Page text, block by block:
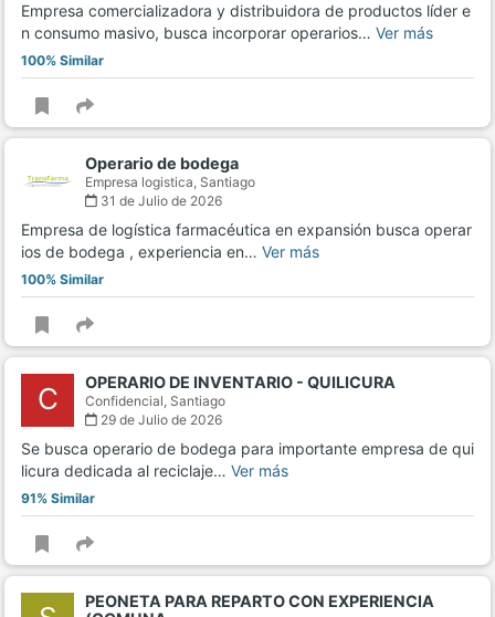
Empresa comercializadora y distribuidora de productos líder e
n consumo masivo, busca incorporar operarios… Ver más
100% Similar
Operario de bodega
Empresa logistica, Santiago
31 de Julio de 2026
Empresa de logística farmacéutica en expansión busca operar
ios de bodega , experiencia en… Ver más
100% Similar
C OPERARIO DE INVENTARIO - QUILICURA
Confidencial, Santiago
29 de Julio de 2026
Se busca operario de bodega para importante empresa de qui
licura dedicada al reciclaje… Ver más
91% Similar
PEONETA PARA REPARTO CON EXPERIENCIA